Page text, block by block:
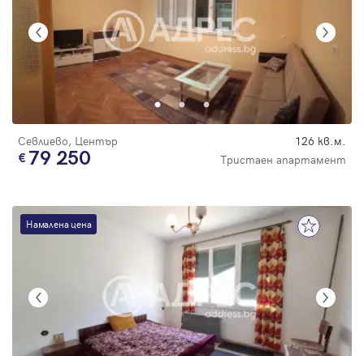
Севлиево, Център 126 кв.м.
79 250 Тристаен апартамент
Намалена цена